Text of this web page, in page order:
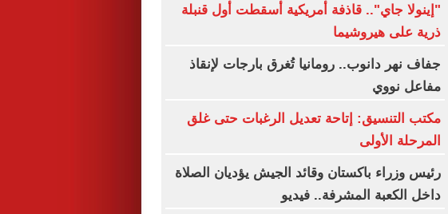
"إينولا جاي".. قاذفة أمريكية أسقطت أول قنبلة
ذرية على هيروشيما
جفاف نهر دانوب.. رومانيا تُغرق بارجات لإنقاذ
مفاعل نووي
مكتب التنسيق: إتاحة تعديل الرغبات حتى غلق
المرحلة الأولى
رئيس وزراء باكستان وقائد الجيش يؤديان الصلاة
داخل الكعبة المشرفة.. فيديو